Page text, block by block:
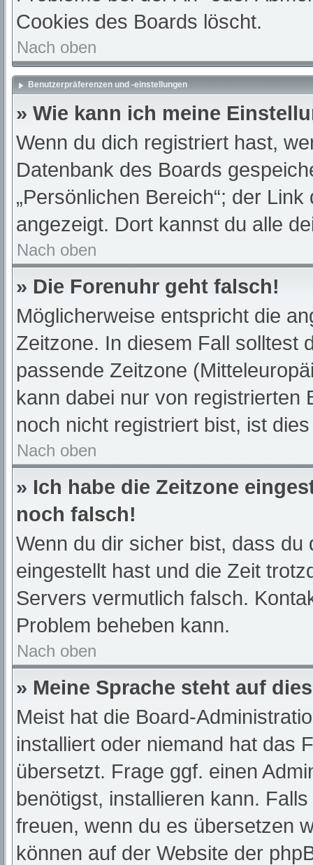
Cookies des Boards löscht.
Nach oben
Benutzerpräferenzen und -einstellungen
» Wie kann ich meine
Wenn du dich registriert hast,
Datenbank des Boards
„Persönlichen Bereich“; der
angezeigt. Dort kannst du alle
Nach oben
» Die Forenuhr geht falsch!
Möglicherweise entspricht die
Zeitzone. In diesem Fall solltest
passende Zeitzone
kann dabei nur von registrierten
noch nicht registriert bist, ist
Nach oben
» Ich habe die Zeitzone
noch falsch!
Wenn du dir sicher bist, dass
eingestellt hast und die Zeit
Servers vermutlich falsch.
Problem beheben kann.
Nach oben
» Meine Sprache steht auf
Meist hat die Board-
installiert oder niemand hat das
übersetzt. Frage ggf. einen
benötigst, installieren kann.
freuen, wenn du es übersetzen
können auf der Website der